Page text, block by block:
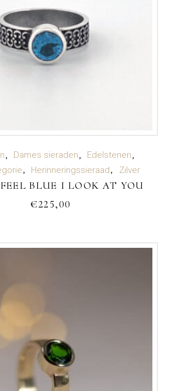
AAN WINKELWAGEN
Dames sieraden
Edelstenen
Herinneringssieraad Zilver
BLUE I LOOK AT YOU
€225,00